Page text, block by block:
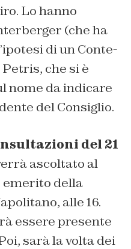
Lo hanno
(che ha
di un Conte-
che si è
nome da indicare
del Consiglio.
del 21
ascoltato al
della
alle 16.
essere presente
sarà la volta dei